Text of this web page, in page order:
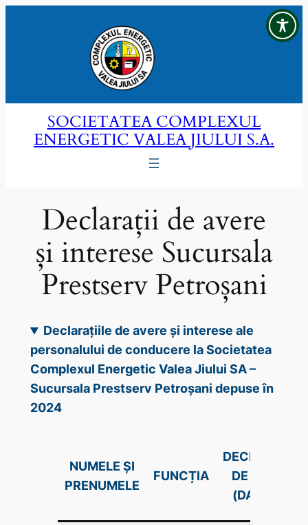
SOCIETATEA COMPLEXUL
ENERGETIC VALEA JIULUI S.A.
Declarații de avere
și interese Sucursala
Prestserv Petroșani
Declarațiile de avere și interese ale
personalului de conducere la Societatea
Complexul Energetic Valea Jiului SA –
Sucursala Prestserv Petroșani depuse în
2024
NUMELE ȘI
PRENUMELE
FUNCȚIA
DECLARAŢIE
DE AVERE
(DA .PDF)